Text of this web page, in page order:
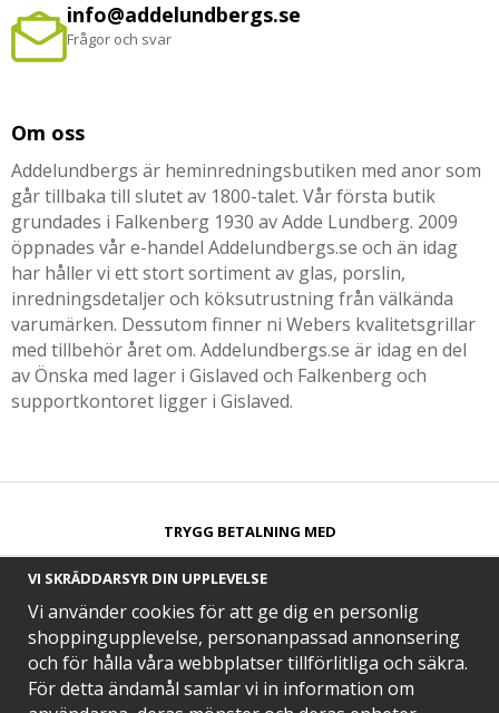
info@addelundbergs.se
Frågor och svar
Om oss
Addelundbergs är heminredningsbutiken med anor som
går tillbaka till slutet av 1800-talet. Vår första butik
grundades i Falkenberg 1930 av Adde Lundberg. 2009
öppnades vår e-handel Addelundbergs.se och än idag
har håller vi ett stort sortiment av glas, porslin,
inredningsdetaljer och köksutrustning från välkända
varumärken. Dessutom finner ni Webers kvalitetsgrillar
med tillbehör året om. Addelundbergs.se är idag en del
av Önska med lager i Gislaved och Falkenberg och
supportkontoret ligger i Gislaved.
TRYGG BETALNING MED​
SNABB LEVERANS MED
VI SKRÄDDARSYR DIN UPPLEVELSE
Vi använder cookies för att ge dig en personlig
shoppingupplevelse, personanpassad annonsering
och för hålla våra webbplatser tillförlitliga och säkra.
För detta ändamål samlar vi in information om